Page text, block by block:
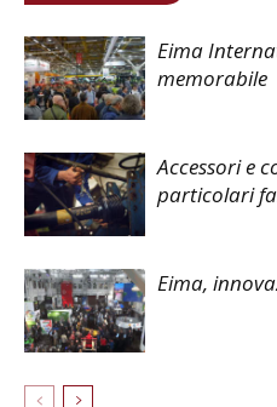
Eima
memorabile
Accessori e
particolari
Eima,